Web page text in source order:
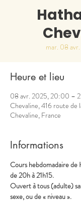
mar. 08 avr.
Heure et lieu
08 avr. 2025, 20:00 –
Chevaline, 416 route de
Chevaline, France
Informations
Cours hebdomadaire de
de 20h à 21h15.
Ouvert à tous (adulte)
sexe, ou de « niveau ».